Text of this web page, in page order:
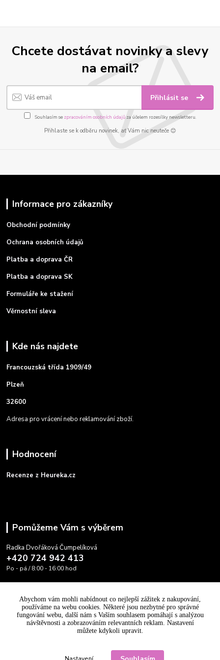
Chcete dostávat novinky a slevy
na email?
Přihlásit se
Souhlasím se zpracováním osobních údajůza účelem rozesílky newsletteru.
Přihlaste se k odběru novinek, ať Vám nic neuteče 😊
Informace pro zákazníky
Obchodní podmínky
Ochrana osobních údajů
Platba a doprava ČR
Platba a doprava SK
Formuláře ke stažení
Věrnostní sleva
Kde nás najdete
Francouzská třída 1909/49
Plzeň
32600
Adresa pro vrácení nebo reklamování zboží.
Hodnocení
Recenze z Heureka.cz
Pomůžeme Vám s výběrem
Radka Dvořáková Čumpelíková
+420 724 942 413
Po - pá / 8:00 - 16:00 hod
Upravit sběr cookies.
Abychom vám mohli nabídnout co nejlepší zážitek z nakupování,
používáme na webu cookies. Některé jsou nezbytné pro správné
fungování webu, další nám s Vaším souhlasem pomáhají s analýzou
návštěvnosti a zobrazováním relevantních reklam. Nastavení
můžete kdykoli upravit.